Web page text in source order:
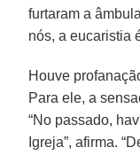
furtaram a
nós, a eucaristia
Houve
Para ele, a
“No passado,
Igreja”, afirma.